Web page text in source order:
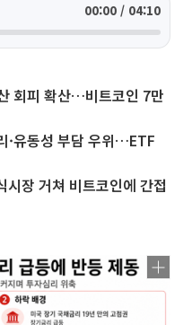
00:00 / 04:10
회피 확산…비트코인 7만
·유동성 부담 우위…ETF
장 거쳐 비트코인에 간접